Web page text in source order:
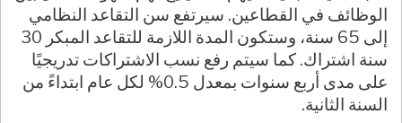
الوظائف في القطاعين. سيرتفع سن التقاعد النظامي
إلى 65 سنة، وستكون المدة اللازمة للتقاعد المبكر 30
سنة اشتراك. كما سيتم رفع نسب الاشتراكات تدريجيًا
على مدى أربع سنوات بمعدل 0.5% لكل عام ابتداءً من
السنة الثانية.